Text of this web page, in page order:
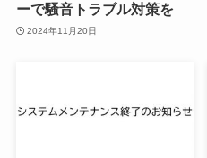
ーで騒音トラブル対策を
2024年11月20日